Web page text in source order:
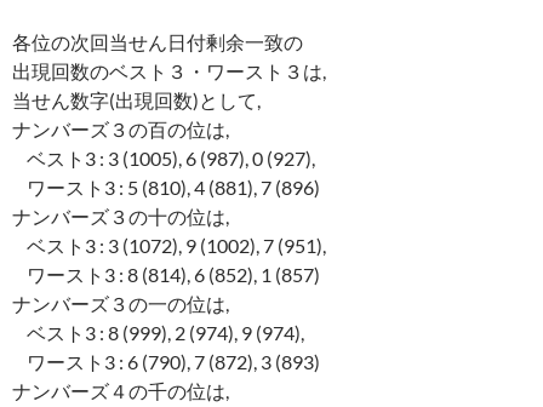
各位の次回当せん日付剰余一致の
出現回数のベスト３・ワースト３は,
当せん数字(出現回数)として,
ナンバーズ３の百の位は,
ベスト3 : 3 (1005), 6 (987), 0 (927),
ワースト3 : 5 (810), 4 (881), 7 (896)
ナンバーズ３の十の位は,
ベスト3 : 3 (1072), 9 (1002), 7 (951),
ワースト3 : 8 (814), 6 (852), 1 (857)
ナンバーズ３の一の位は,
ベスト3 : 8 (999), 2 (974), 9 (974),
ワースト3 : 6 (790), 7 (872), 3 (893)
ナンバーズ４の千の位は,